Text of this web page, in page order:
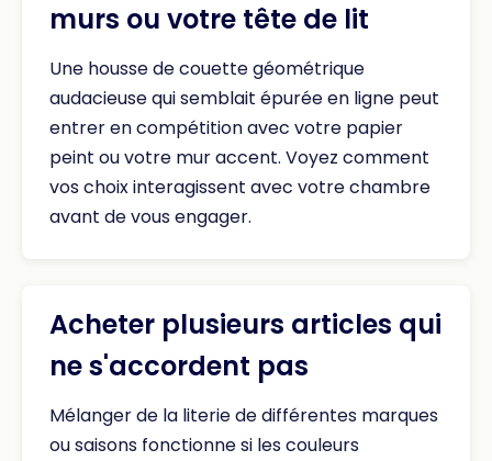
murs ou votre tête de lit
Une housse de couette géométrique
audacieuse qui semblait épurée en ligne peut
entrer en compétition avec votre papier
peint ou votre mur accent. Voyez comment
vos choix interagissent avec votre chambre
avant de vous engager.
Acheter plusieurs articles qui
ne s'accordent pas
Mélanger de la literie de différentes marques
ou saisons fonctionne si les couleurs